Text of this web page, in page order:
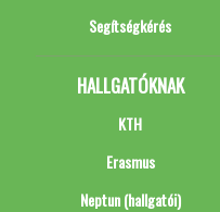
Segítségkérés
HALLGATÓKNAK
KTH
Erasmus
Neptun (hallgatói)